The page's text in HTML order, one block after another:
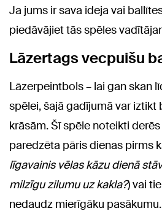
Ja jums ir sava ideja vai
piedāvājiet tās spēles
Lāzertags vecpuišu
Lāzerpeintbols – lai gan skan
spēlei, šajā gadījumā var iztikt
krāsām. Šī spēle noteikti
paredzēta pāris dienas pirms
līgavainis vēlas kāzu dienā
milzīgu zilumu uz kakla?) vai
nedaudz mierīgāku pasākumu.